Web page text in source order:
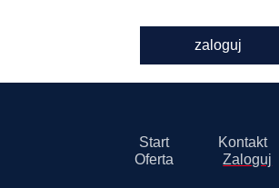
zaloguj
Start
Kontakt
Oferta
Zaloguj